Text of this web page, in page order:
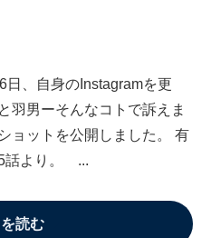
、自身のInstagramを更
羽男ーそんなコトで訴えま
ョットを公開しました。 有
話より。 ...
読む